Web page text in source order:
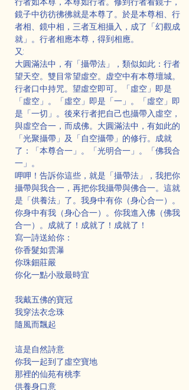
鏡子中彷彷彿彿就是本尊了。於是本尊相、行
者相、鏡中相，三者互相攝入，成了「幻觀成
就」。行者相應本尊，得到相應。
又:
大圓滿法中，有「攝帶法」，類似如此：行者
望天空。雙目常望虛空。虚空中有本尊壇城。
行者口中持咒。望虛空即可。「虛空」即是
「虛空」。「虛空」即是「一」。「虛空」即
是「一切」。後來行者把自己也攝帶入虛空，
與虛空合一，而成佛。大圓滿法中，有如此的
「光聚攝帶」及「自空攝帶」的修行。成就
了：「本尊合一」。「光明合一」。「佛我合
一」。
呷呷！告訴你這些，就是「攝帶法」，我把你
攝帶與我合一，再把你我攝帶與佛合一。這就
是「供養法」了。我身中有你（身心合一）。
你身中有我（身心合一）。你我進入佛（佛我
合一）。成就了！成就了！成就了！
寫一詩送給你：
你香髮如雲瀑
你珠鈿莊嚴
你化一點小妝最時宜
我戴五佛的寶冠
我穿法衣念珠
隨風而飄起
這是自然詩意
你我一起到了虛空寶地
那裡的仙苑有桃李
供養身口意